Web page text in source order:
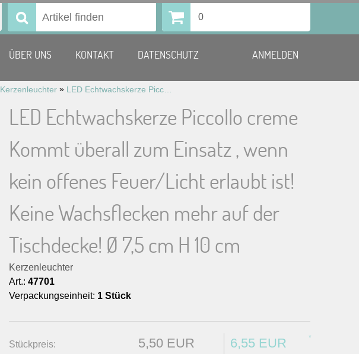
Suchen 0
ÜBER UNS KONTAKT DATENSCHUTZ ANMELDEN
Kerzenleuchter »
LED Echtwachskerze Piccollo creme
Kommt überall zum Einsatz , wenn
kein offenes Feuer/Licht erlaubt ist!
Keine Wachsflecken mehr auf der
Tischdecke! Ø 7,5 cm H 10 cm
Kerzenleuchter
Art.: 47701
Verpackungseinheit: 1 Stück
Stückpreis: 5,50 EUR 6,55 EUR *